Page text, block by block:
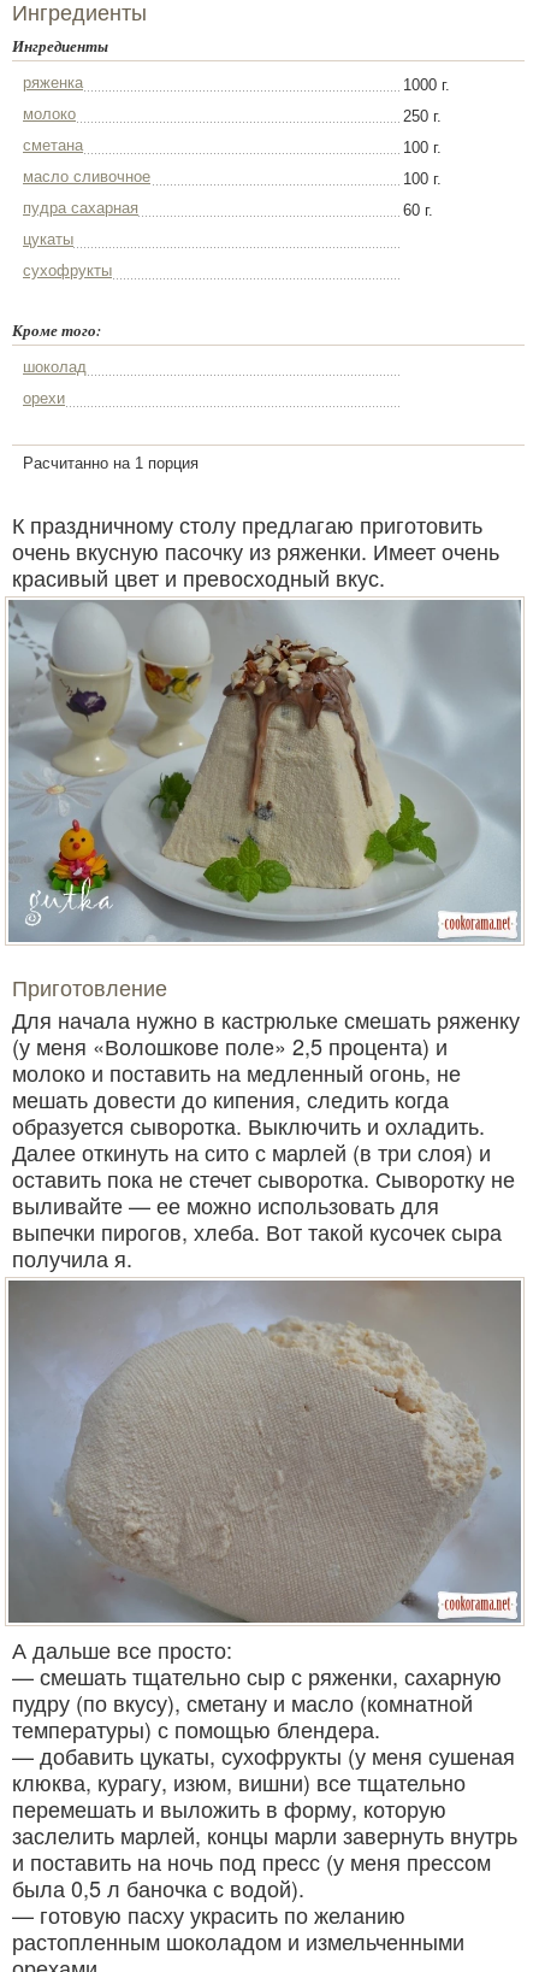
Ингредиенты
Ингредиенты
ряженка
1000 г.
молоко
250 г.
сметана
100 г.
масло сливочное
100 г.
пудра сахарная
60 г.
цукаты
сухофрукты
Кроме того:
шоколад
орехи
Расчитанно на 1 порция
К праздничному столу предлагаю приготовить
очень вкусную пасочку из ряженки. Имеет очень
красивый цвет и превосходный вкус.
Приготовление
Для начала нужно в кастрюльке смешать ряженку
(у меня «Волошкове поле» 2,5 процента) и
молоко и поставить на медленный огонь, не
мешать довести до кипения, следить когда
образуется сыворотка. Выключить и охладить.
Далее откинуть на сито с марлей (в три слоя) и
оставить пока не стечет сыворотка. Сыворотку не
выливайте — ее можно использовать для
выпечки пирогов, хлеба. Вот такой кусочек сыра
получила я.
А дальше все просто:
— смешать тщательно сыр с ряженки, сахарную
пудру (по вкусу), сметану и масло (комнатной
температуры) с помощью блендера.
— добавить цукаты, сухофрукты (у меня сушеная
клюква, курагу, изюм, вишни) все тщательно
перемешать и выложить в форму, которую
заслелить марлей, концы марли завернуть внутрь
и поставить на ночь под пресс (у меня прессом
была 0,5 л баночка с водой).
— готовую пасху украсить по желанию
растопленным шоколадом и измельченными